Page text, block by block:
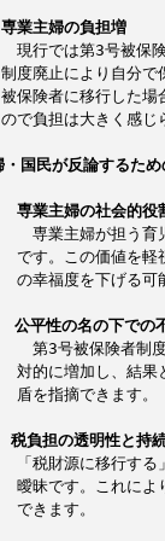
専業主婦の負担増
第3号被保険者が
により自分で保険
に移行した場合、
担は大きく感じら
国民が反論するため
専業主婦の社会的役
が担う育児や家
の価値を軽視し
度を下げる可能性
公平性の名の下での
保険者制度を廃
加し、結果とし
摘できます。
税負担の透明性と持
に移行する」と
。これにより、
す。